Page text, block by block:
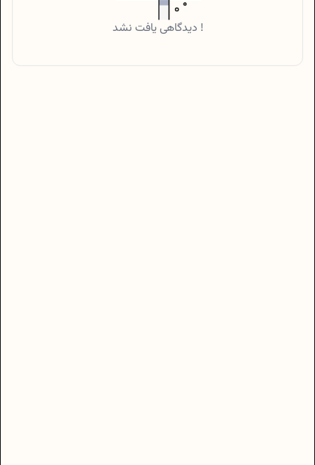
دیدگاهی یافت نشد !